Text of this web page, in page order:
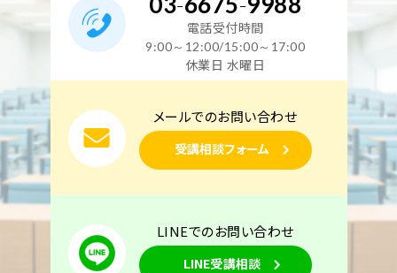
電話受付時間
9:00～12:00/15:00～17:00
休業日 水曜日
メールでのお問い合わせ
受講相談フォーム
LINEでのお問い合わせ
LINE受講相談